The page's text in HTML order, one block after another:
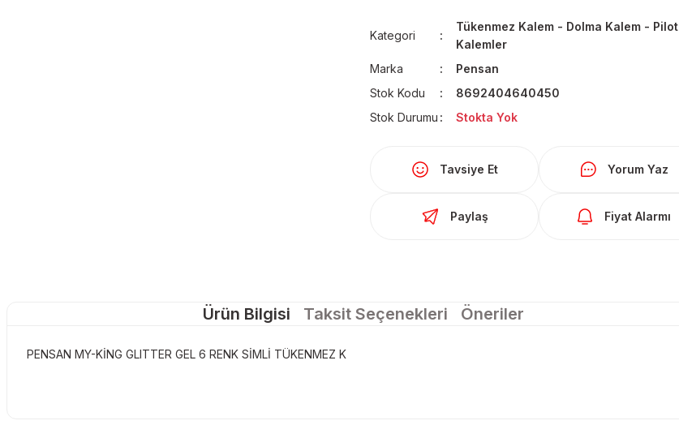
Kategori
Tükenmez Kalem - Dolma Kalem - Pilot
Kalemler
Marka
Pensan
Stok Kodu
8692404640450
Stok Durumu
Stokta Yok
Tavsiye Et Yorum Yaz
Paylaş Fiyat Alarmı
Ürün Bilgisi Taksit Seçenekleri Öneriler
PENSAN MY-KİNG GLITTER GEL 6 RENK SİMLİ TÜKENMEZ K